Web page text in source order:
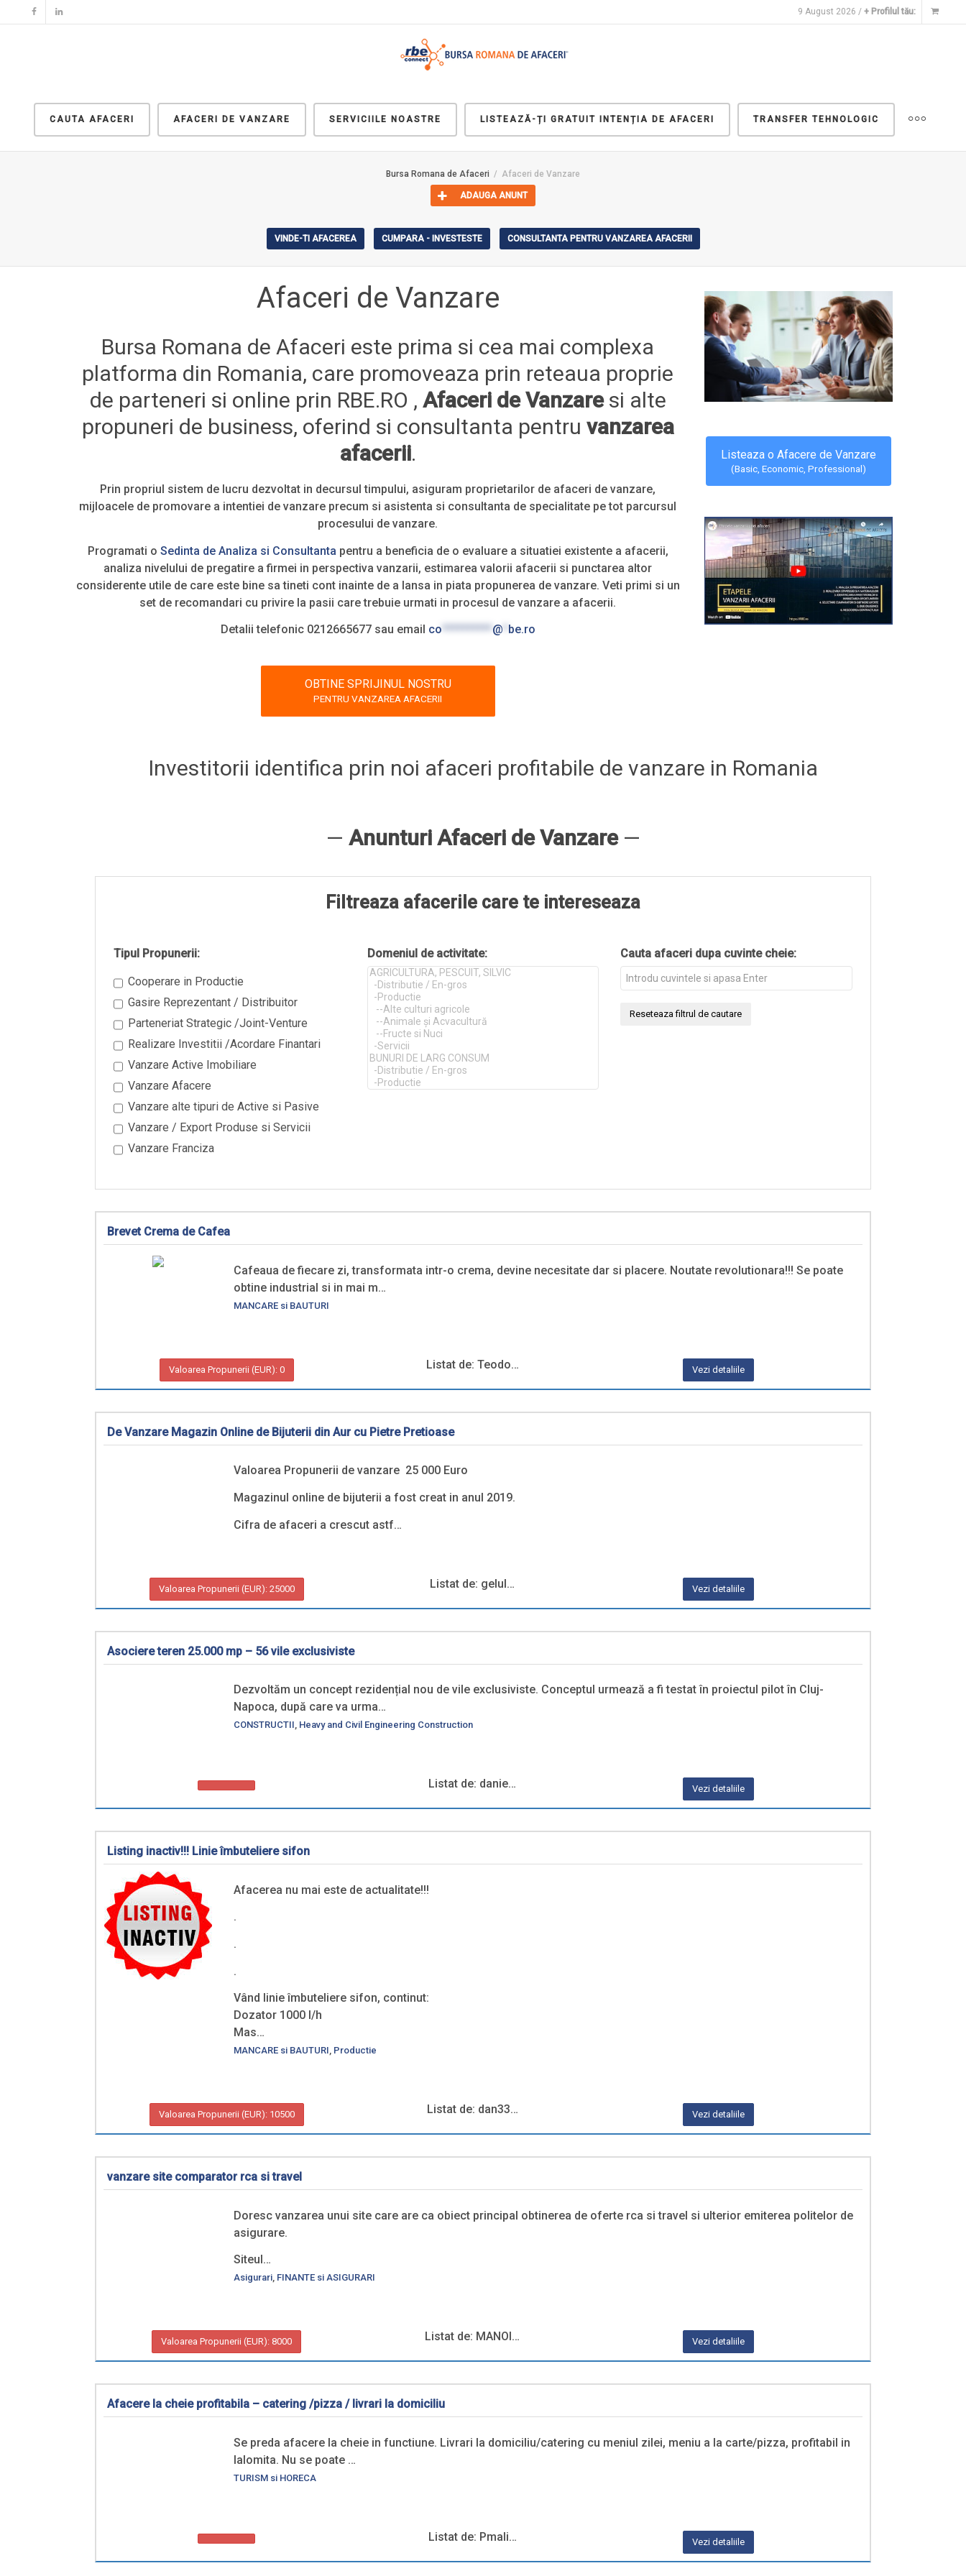
9 August 2026 / + Profilul tău:
CAUTA AFACERI AFACERI DE VANZARE SERVICIILE NOASTRE LISTEAZĂ-ȚI GRATUIT INTENȚIA DE AFACERI TRANSFER TEHNOLOGIC
Bursa Romana de Afaceri Afaceri de Vanzare
ADAUGA ANUNT
VINDE-TI AFACEREA CUMPARA - INVESTESTE CONSULTANTA PENTRU VANZAREA AFACERII
Afaceri de Vanzare
Bursa Romana de Afaceri este prima si cea mai complexa
platforma din Romania, care promoveaza prin reteaua proprie
de parteneri si online prin RBE.RO , Afaceri de Vanzaresi alte
propuneri de business, oferind si consultanta pentru vanzarea
afacerii.
Prin propriul sistem de lucru dezvoltat in decursul timpului, asiguram proprietarilor de afaceri de vanzare,
mijloacele de promovare a intentiei de vanzare precum si asistenta si consultanta de specialitate pe tot parcursul
procesului de vanzare.
Programati o Sedinta de Analiza si Consultanta pentru a beneficia de o evaluare a situatiei existente a afacerii,
analiza nivelului de pregatire a firmei in perspectiva vanzarii, estimarea valorii afacerii si punctarea altor
considerente utile de care este bine sa tineti cont inainte de a lansa in piata propunerea de vanzare. Veti primi si un
set de recomandari cu privire la pasii care trebuie urmati in procesul de vanzare a afacerii.
Detalii telefonic 0212665677 sau email co ********** @ be.ro
OBTINE SPRIJINUL NOSTRU
PENTRU VANZAREA AFACERII
Listeaza o Afacere de Vanzare
(Basic, Economic, Professional)
Investitorii identifica prin noi afaceri profitabile de vanzare in Romania
— Anunturi Afaceri de Vanzare—
Filtreaza afacerile care te intereseaza
Tipul Propunerii:
Cooperare in Productie
Gasire Reprezentant / Distribuitor
Parteneriat Strategic /Joint-Venture
Realizare Investitii /Acordare Finantari
Vanzare Active Imobiliare
Vanzare Afacere
Vanzare alte tipuri de Active si Pasive
Vanzare / Export Produse si Servicii
Vanzare Franciza
Domeniul de activitate: Cauta afaceri dupa cuvinte cheie:
Brevet Crema de Cafea
Cafeaua de fiecare zi, transformata intr-o crema, devine necesitate dar si placere. Noutate revolutionara!!! Se poate
obtine industrial si in mai m…
MANCARE si BAUTURI
Valoarea Propunerii (EUR): 0 Listat de: Teodo… Vezi detaliile
De Vanzare Magazin Online de Bijuterii din Aur cu Pietre Pretioase
Valoarea Propunerii de vanzare 25 000 Euro
Magazinul online de bijuterii a fost creat in anul 2019.
Cifra de afaceri a crescut astf…
Valoarea Propunerii (EUR): 25000 Listat de: gelul… Vezi detaliile
Asociere teren 25.000 mp – 56 vile exclusiviste
Dezvoltăm un concept rezidențial nou de vile exclusiviste. Conceptul urmează a fi testat în proiectul pilot în Cluj-
Napoca, după care va urma…
CONSTRUCTII, Heavy and Civil Engineering Construction
Listat de: danie… Vezi detaliile
Listing inactiv!!! Linie îmbuteliere sifon
Afacerea nu mai este de actualitate!!!
.
.
.
Vând linie îmbuteliere sifon, continut:
Dozator 1000 l/h
Mas…
MANCARE si BAUTURI, Productie
Valoarea Propunerii (EUR): 10500 Listat de: dan33… Vezi detaliile
vanzare site comparator rca si travel
Doresc vanzarea unui site care are ca obiect principal obtinerea de oferte rca si travel si ulterior emiterea politelor de
asigurare.
Siteul…
Asigurari, FINANTE si ASIGURARI
Valoarea Propunerii (EUR): 8000 Listat de: MANOI… Vezi detaliile
Afacere la cheie profitabila – catering /pizza / livrari la domiciliu
Se preda afacere la cheie in functiune. Livrari la domiciliu/catering cu meniul zilei, meniu a la carte/pizza, profitabil in
Ialomita. Nu se poate …
TURISM si HORECA
Listat de: Pmali… Vezi detaliile